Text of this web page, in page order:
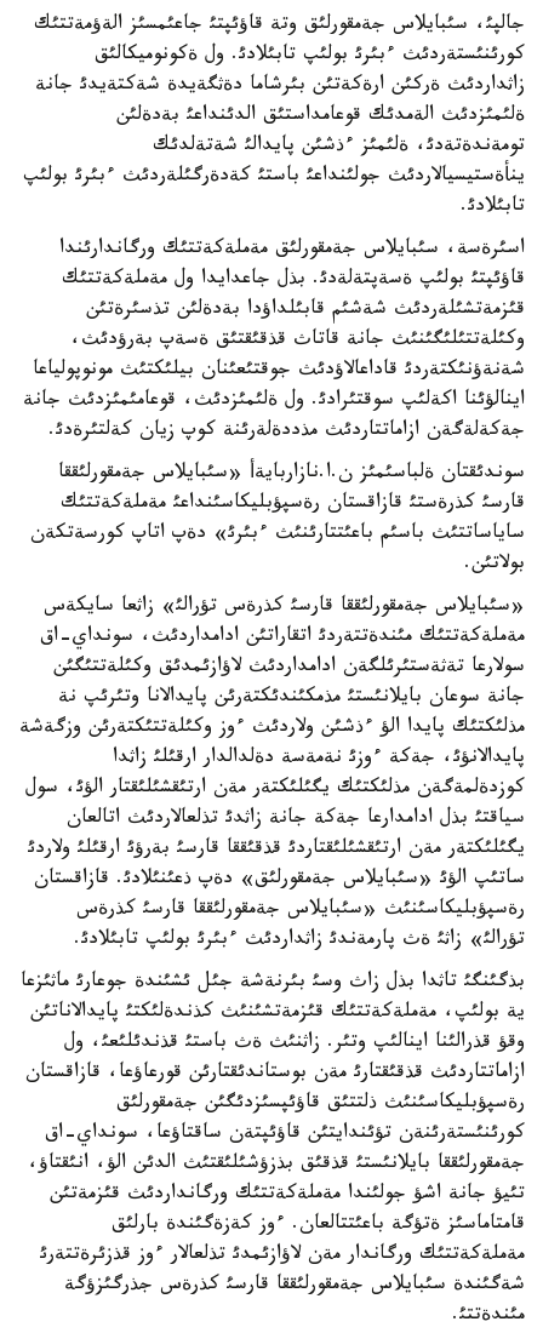
جالپئ، سئبايلاس جةمقورلئق وتة قاؤئپتئ جاعئمسئز الةؤمةتتئك
كورئنئستةردئث ءبئرئ بولئپ تابئلادئ. ول ةكونوميكالئق
زاثداردئث ةركئن ارةكةتئن بئرشاما دةثگةيدة شةكتةيدئ جانة
ةلئمئزدئث الةمدئك قوعامداستئق الدئنداعئ بةدةلئن
تومةندةتةدئ، ةلئمئز ءذشئن پايدالئ شةتةلدئك
ينأةستيسيالاردئث جولئنداعئ باستئ كةدةرگئلةردئث ءبئرئ بولئپ
تابئلادئ.
اسئرةسة، سئبايلاس جةمقورلئق مةملةكةتتئك ورگاندارئندا
قاؤئپتئ بولئپ ةسةپتةلةدئ. بذل جاعدايدا ول مةملةكةتتئك
قئزمةتشئلةردئث شةشئم قابئلداؤدا بةدةلئن تذسئرةتئن
وكئلةتتئلئگئنئث جانة قاتاث قذقئقتئق ةسةپ بةرؤدئث،
شةنةؤنئكتةردئ قاداعالاؤدئث جوقتئعئنان بيلئكتئث مونوپولياعا
اينالؤئنا اكةلئپ سوقتئرادئ. ول ةلئمئزدئث، قوعامئمئزدئث جانة
جةكةلةگةن ازاماتتاردئث مذددةلةرئنة كوپ زيان كةلتئرةدئ.
سوندئقتان ةلباسئمئز ن.ا.نازاربايةأ «سئبايلاس جةمقورلئققا
قارسئ كذرةستئ قازاقستان رةسپؤبليكاسئنداعئ مةملةكةتتئك
ساياساتتئث باسئم باعئتتارئنئث ءبئرئ» دةپ اتاپ كورسةتكةن
بولاتئن.
«سئبايلاس جةمقورلئققا قارسئ كذرةس تؤرالئ» زاثعا سايكةس
مةملةكةتتئك مئندةتتةردئ اتقاراتئن ادامداردئث، سونداي-اق
سولارعا تةثةستئرئلگةن ادامداردئث لاؤازئمدئق وكئلةتتئگئن
جانة سوعان بايلانئستئ مذمكئندئكتةرئن پايدالانا وتئرئپ نة
مذلئكتئك پايدا الؤ ءذشئن ولاردئث ءوز وكئلةتتئكتةرئن وزگةشة
پايدالانؤئ، جةكة ءوزئ نةمةسة دةلدالدار ارقئلئ زاثدا
كوزدةلمةگةن مذلئكتئك يگئلئكتةر مةن ارتئقشئلئقتار الؤئ، سول
سياقتئ بذل ادامدارعا جةكة جانة زاثدئ تذلعالاردئث اتالعان
يگئلئكتةر مةن ارتئقشئلئقتاردئ قذقئققا قارسئ بةرؤئ ارقئلئ ولاردئ
ساتئپ الؤئ «سئبايلاس جةمقورلئق» دةپ ذعئنئلادئ. قازاقستان
رةسپؤبليكاسئنئث «سئبايلاس جةمقورلئققا قارسئ كذرةس
تؤرالئ» زاثئ ةث پارمةندئ زاثداردئث ءبئرئ بولئپ تابئلادئ.
بذگئنگئ تاثدا بذل زاث وسئ بئرنةشة جئل ئشئندة جوعارئ ماثئزعا
ية بولئپ، مةملةكةتتئك قئزمةتشئنئث كذندةلئكتئ پايدالاناتئن
وقؤ قذرالئنا اينالئپ وتئر. زاثنئث ةث باستئ قذندئلئعئ، ول
ازاماتتاردئث قذقئقتارئ مةن بوستاندئقتارئن قورعاؤعا، قازاقستان
رةسپؤبليكاسئنئث ذلتتئق قاؤئپسئزدئگئن جةمقورلئق
كورئنئستةرئنةن تؤئندايتئن قاؤئپتةن ساقتاؤعا، سونداي-اق
جةمقورلئققا بايلانئستئ قذقئق بذزؤشئلئقتئث الدئن الؤ، انئقتاؤ،
تئيؤ جانة اشؤ جولئندا مةملةكةتتئك ورگانداردئث قئزمةتئن
قامتاماسئز ةتؤگة باعئتتالعان. ءوز كةزةگئندة بارلئق
مةملةكةتتئك ورگاندار مةن لاؤازئمدئ تذلعالار ءوز قذزئرةتتةرئ
شةگئندة سئبايلاس جةمقورلئققا قارسئ كذرةس جذرگئزؤگة
مئندةتتئ.